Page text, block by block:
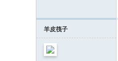
羊皮筏子